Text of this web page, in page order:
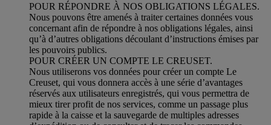
POUR RÉPONDRE À NOS OBLIGATIONS LÉGALES.
Nous pouvons être amenés à traiter certaines données vous
concernant afin de répondre à nos obligations légales, ainsi
qu’à d’autres obligations découlant d’instructions émises par
les pouvoirs publics.
POUR CRÉER UN COMPTE LE CREUSET.
Nous utiliserons vos données pour créer un compte Le
Creuset, qui vous donnera accès à une série d’avantages
réservés aux utilisateurs enregistrés, qui vous permettra de
mieux tirer profit de nos services, comme un passage plus
rapide à la caisse et la sauvegarde de multiples adresses